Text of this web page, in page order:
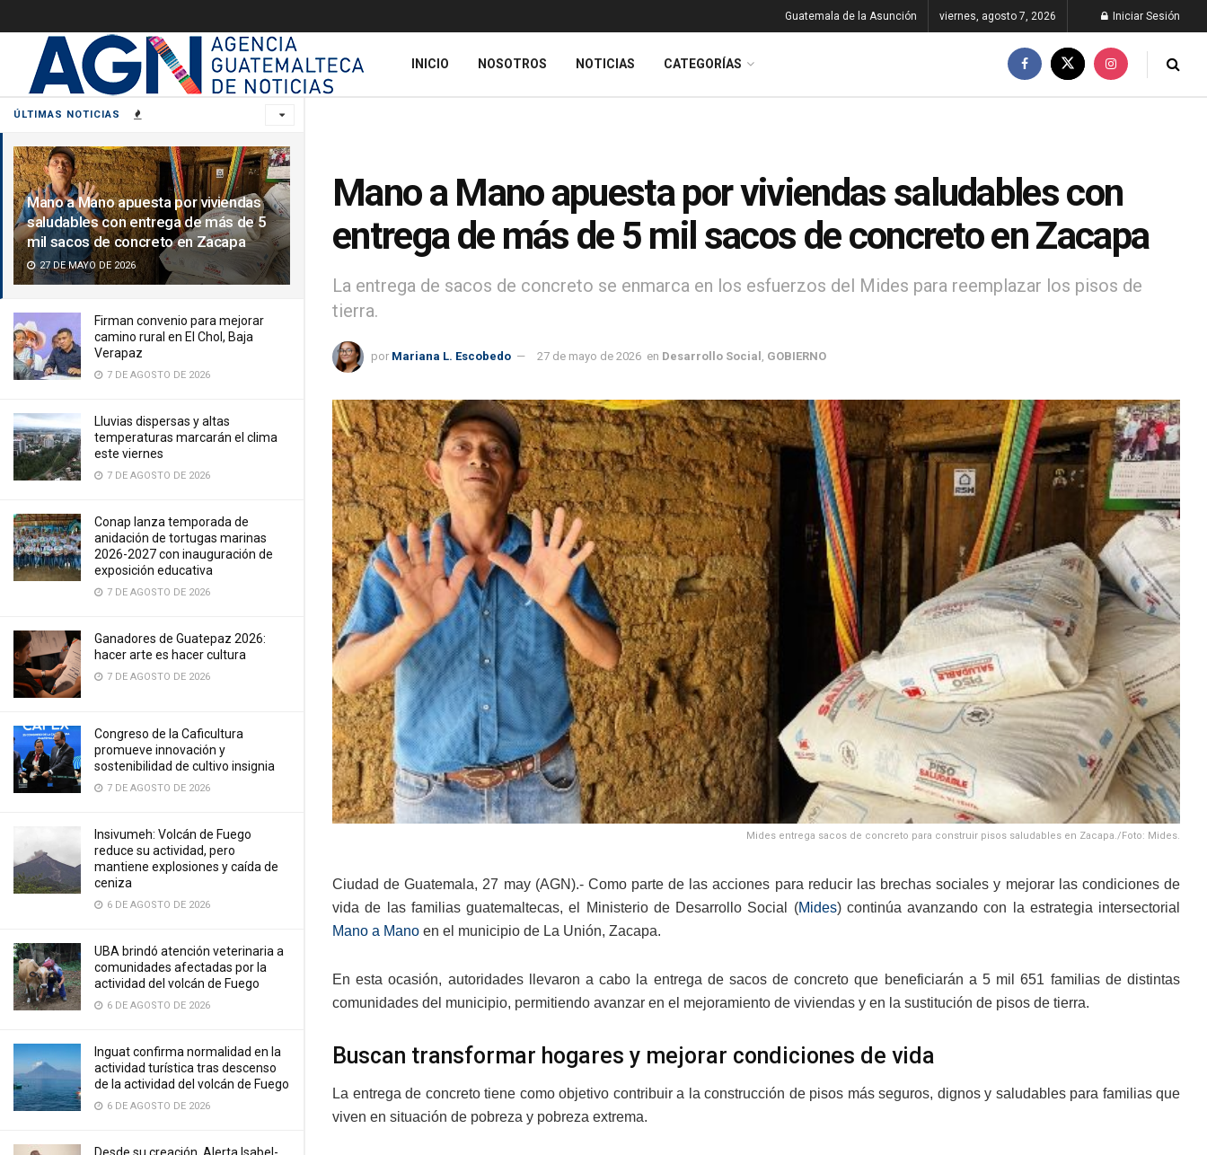
ÚLTIMAS NOTICIAS
Mano a Mano apuesta por viviendas
saludables con entrega de más de 5
mil sacos de concreto en Zacapa
27 DE MAYO DE 2026
Firman convenio para mejorar
camino rural en El Chol, Baja
Verapaz
7 DE AGOSTO DE 2026
Lluvias dispersas y altas
temperaturas marcarán el clima
este viernes
7 DE AGOSTO DE 2026
Conap lanza temporada de
anidación de tortugas marinas
2026-2027 con inauguración de
exposición educativa
7 DE AGOSTO DE 2026
Ganadores de Guatepaz 2026:
hacer arte es hacer cultura
7 DE AGOSTO DE 2026
Congreso de la Caficultura
promueve innovación y
sostenibilidad de cultivo insignia
7 DE AGOSTO DE 2026
Insivumeh: Volcán de Fuego
reduce su actividad, pero
mantiene explosiones y caída de
ceniza
6 DE AGOSTO DE 2026
UBA brindó atención veterinaria a
comunidades afectadas por la
actividad del volcán de Fuego
6 DE AGOSTO DE 2026
Inguat confirma normalidad en la
actividad turística tras descenso
de la actividad del volcán de Fuego
6 DE AGOSTO DE 2026
Guatemala de la Asunción viernes, agosto 7, 2026 Iniciar Sesión
INICIO NOSOTROS NOTICIAS CATEGORÍAS
Mano a Mano apuesta por viviendas saludables con
entrega de más de 5 mil sacos de concreto en Zacapa
La entrega de sacos de concreto se enmarca en los esfuerzos del Mides para reemplazar los pisos de
tierra.
por Mariana L. Escobedo 27 de mayo de 2026 en Desarrollo Social GOBIERNO
Mides entrega sacos de concreto para construir pisos saludables en Zacapa./Foto: Mides.
Ciudad de Guatemala, 27 may (AGN).- Como parte de las acciones para reducir las brechas sociales y mejorar las condiciones de
vida de las familias guatemaltecas, el Ministerio de Desarrollo Social (Mides) continúa avanzando con la estrategia intersectorial
Mano a Mano en el municipio de La Unión, Zacapa.
En esta ocasión, autoridades llevaron a cabo la entrega de sacos de concreto que beneficiarán a 5 mil 651 familias de distintas
comunidades del municipio, permitiendo avanzar en el mejoramiento de viviendas y en la sustitución de pisos de tierra.
Buscan transformar hogares y mejorar condiciones de vida
La entrega de concreto tiene como objetivo contribuir a la construcción de pisos más seguros, dignos y saludables para familias que
viven en situación de pobreza y pobreza extrema.